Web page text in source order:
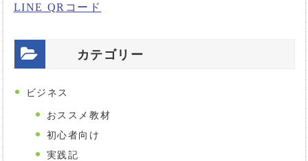
LINE QRコード
カテゴリー
ビジネス
おススメ教材
初心者向け
実践記